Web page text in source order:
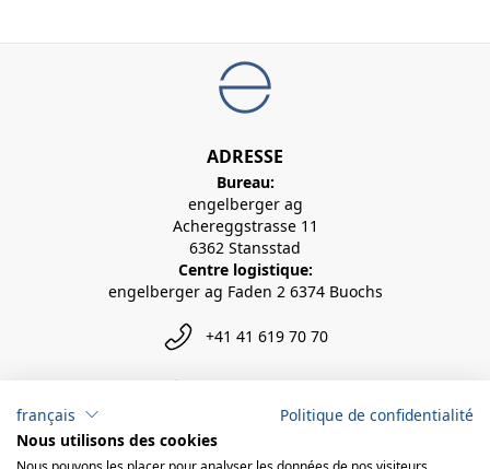
ADRESSE
Bureau:
engelberger ag
Achereggstrasse 11
6362 Stansstad
Centre logistique:
engelberger ag Faden 2 6374 Buochs
+41 41 619 70 70
français
Politique de confidentialité
Nous utilisons des cookies